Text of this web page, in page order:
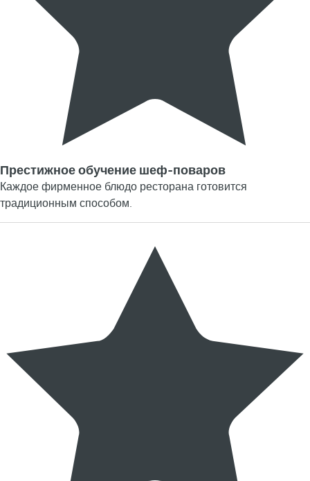
Престижное обучение шеф-поваров
Каждое фирменное блюдо ресторана готовится
традиционным способом.